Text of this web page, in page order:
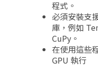
程式。
必須安裝支
庫，例如
CuPy。
在使用這些
GPU 執行